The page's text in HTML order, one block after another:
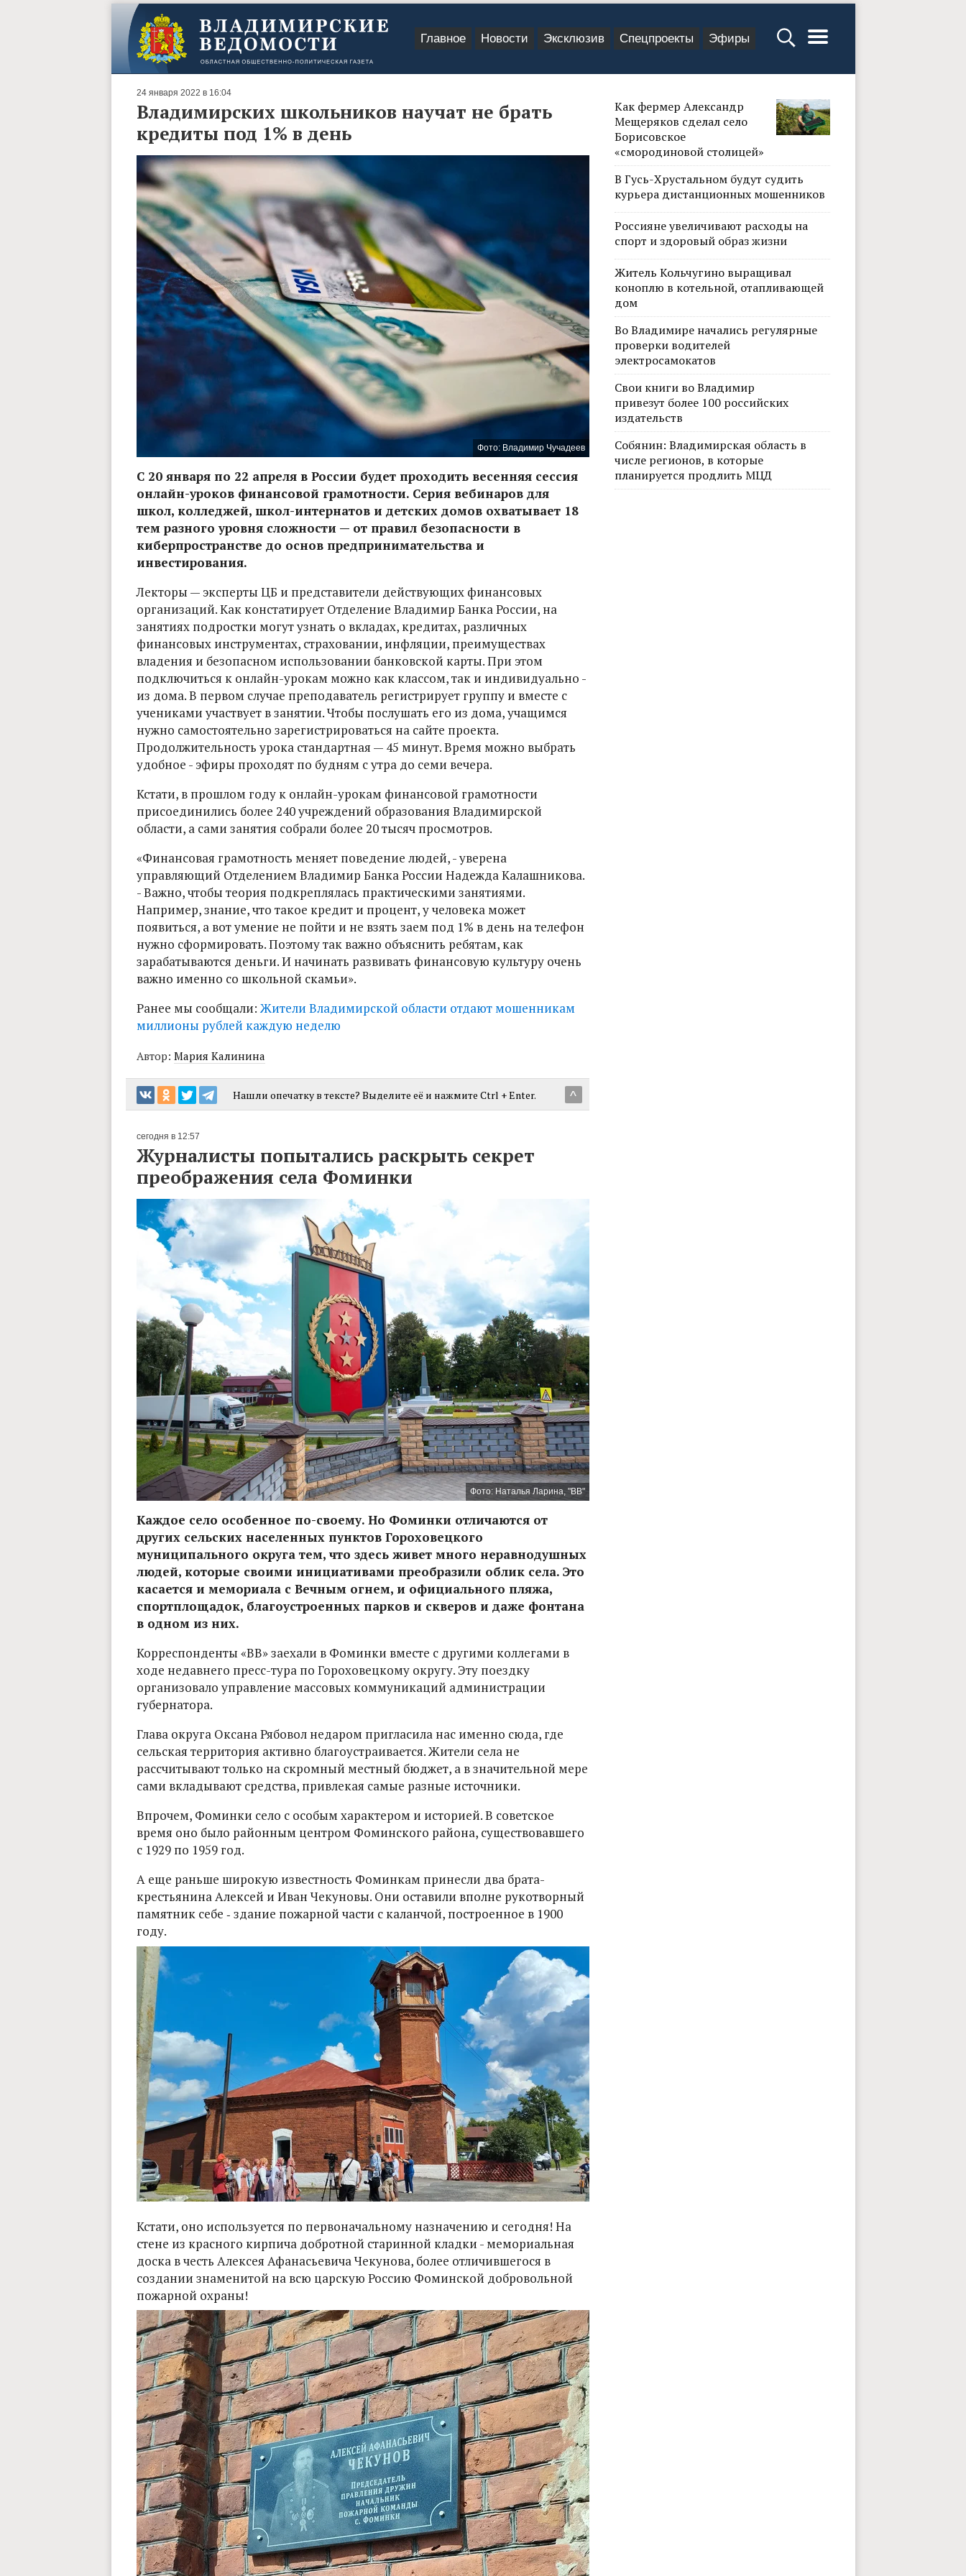
Главное Новости Эксклюзив Спецпроекты Эфиры
24 января 2022 в 16:04
Владимирских школьников научат не брать
кредиты под 1% в день
Фото: Владимир Чучадеев
С 20 января по 22 апреля в России будет проходить весенняя сессия
онлайн-уроков финансовой грамотности. Серия вебинаров для
школ, колледжей, школ-интернатов и детских домов охватывает 18
тем разного уровня сложности — от правил безопасности в
киберпространстве до основ предпринимательства и
инвестирования.
Лекторы — эксперты ЦБ и представители действующих финансовых
организаций. Как констатирует Отделение Владимир Банка России, на
занятиях подростки могут узнать о вкладах, кредитах, различных
финансовых инструментах, страховании, инфляции, преимуществах
владения и безопасном использовании банковской карты. При этом
подключиться к онлайн-урокам можно как классом, так и индивидуально -
из дома. В первом случае преподаватель регистрирует группу и вместе с
учениками участвует в занятии. Чтобы послушать его из дома, учащимся
нужно самостоятельно зарегистрироваться на сайте проекта.
Продолжительность урока стандартная — 45 минут. Время можно выбрать
удобное - эфиры проходят по будням с утра до семи вечера.
Кстати, в прошлом году к онлайн-урокам финансовой грамотности
присоединились более 240 учреждений образования Владимирской
области, а сами занятия собрали более 20 тысяч просмотров.
«Финансовая грамотность меняет поведение людей, - уверена
управляющий Отделением Владимир Банка России Надежда Калашникова.
- Важно, чтобы теория подкреплялась практическими занятиями.
Например, знание, что такое кредит и процент, у человека может
появиться, а вот умение не пойти и не взять заем под 1% в день на телефон
нужно сформировать. Поэтому так важно объяснить ребятам, как
зарабатываются деньги. И начинать развивать финансовую культуру очень
важно именно со школьной скамьи».
Ранее мы сообщали:Жители Владимирской области отдают мошенникам
миллионы рублей каждую неделю
Автор: Мария Калинина
^
Нашли опечатку в тексте? Выделите её и нажмите Ctrl + Enter.
сегодня в 12:57
Журналисты попытались раскрыть секрет
преображения села Фоминки
Фото: Наталья Ларина, "ВВ"
Каждое село особенное по-своему. Но Фоминки отличаются от
других сельских населенных пунктов Гороховецкого
муниципального округа тем, что здесь живет много неравнодушных
людей, которые своими инициативами преобразили облик села. Это
касается и мемориала с Вечным огнем, и официального пляжа,
спортплощадок, благоустроенных парков и скверов и даже фонтана
в одном из них.
Корреспонденты «ВВ» заехали в Фоминки вместе с другими коллегами в
ходе недавнего пресс-тура по Гороховецкому округу. Эту поездку
организовало управление массовых коммуникаций администрации
губернатора.
Глава округа Оксана Рябовол недаром пригласила нас именно сюда, где
сельская территория активно благоустраивается. Жители села не
рассчитывают только на скромный местный бюджет, а в значительной мере
сами вкладывают средства, привлекая самые разные источники.
Впрочем, Фоминки село с особым характером и историей. В советское
время оно было районным центром Фоминского района, существовавшего
с 1929 по 1959 год.
А еще раньше широкую известность Фоминкам принесли два брата-
крестьянина Алексей и Иван Чекуновы. Они оставили вполне рукотворный
памятник себе ‑ здание пожарной части с каланчой, построенное в 1900
году.
Кстати, оно используется по первоначальному назначению и сегодня! На
стене из красного кирпича добротной старинной кладки - мемориальная
доска в честь Алексея Афанасьевича Чекунова, более отличившегося в
создании знаменитой на всю царскую Россию Фоминской добровольной
пожарной охраны!
Как фермер Александр
Мещеряков сделал село
Борисовское
«смородиновой столицей»
В Гусь-Хрустальном будут судить
курьера дистанционных мошенников
Россияне увеличивают расходы на
спорт и здоровый образ жизни
Житель Кольчугино выращивал
коноплю в котельной, отапливающей
дом
Во Владимире начались регулярные
проверки водителей
электросамокатов
Свои книги во Владимир
привезут более 100 российских
издательств
Собянин: Владимирская область в
числе регионов, в которые
планируется продлить МЦД